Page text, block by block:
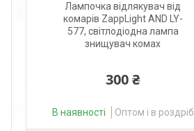
Лампочка відлякувач від
комарів ZappLight AND LY-
577, світлодіодна лампа
знищувач комах
300 ₴
В наявності Оптом і в роздріб